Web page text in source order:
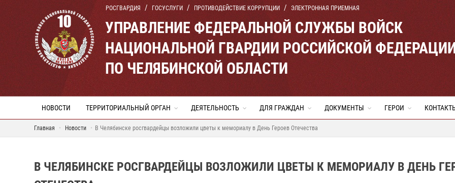
РОСГВАРДИЯ ГОСУСЛУГИ ПРОТИВОДЕЙСТВИЕ КОРРУПЦИИ ЭЛЕКТРОННАЯ ПРИЕМНАЯ
УПРАВЛЕНИЕ ФЕДЕРАЛЬНОЙ СЛУЖБЫ ВОЙСК
НАЦИОНАЛЬНОЙ ГВАРДИИ РОССИЙСКОЙ
ПО ЧЕЛЯБИНСКОЙ ОБЛАСТИ
НОВОСТИ ТЕРРИТОРИАЛЬНЫЙ ОРГАН ДЕЯТЕЛЬНОСТЬ ДЛЯ ГРАЖДАН ДОКУМЕНТЫ ГЕРОИ
Главная Новости В Челябинске росгвардейцы возложили цветы к мемориалу в День Героев Отечества
В ЧЕЛЯБИНСКЕ РОСГВАРДЕЙЦЫ ВОЗЛОЖИЛИ ЦВЕТЫ К МЕМОРИАЛУ В ДЕНЬ